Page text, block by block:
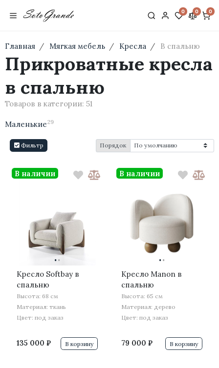
0 0 0
Главная Мягкая мебель Кресла В спальню
Прикроватные кресла
в спальню
Товаров в категории: 51
Маленькие29
Фильтр Порядок
··
Кресло Softbay в
спальню
Высота: 68 см
Материал: ткань
Цвет: под заказ
135 000 ₽
В наличии
В корзину
··
Кресло Manon в
спальню
Высота: 65 см
Материал: дерево
Цвет: под заказ
79 000 ₽
В наличии
В корзину